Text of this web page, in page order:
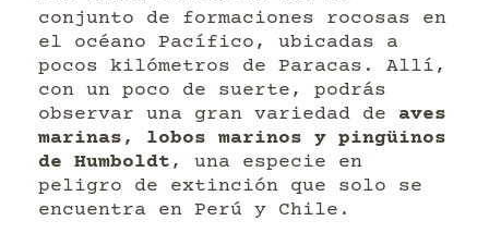
conjunto de formaciones rocosas en
el océano Pacífico, ubicadas a
pocos kilómetros de Paracas. Allí,
con un poco de suerte, podrás
observar una gran variedad de aves
marinas, lobos marinos y pingüinos
de Humboldt , una especie en
peligro de extinción que solo se
encuentra en Perú y Chile.